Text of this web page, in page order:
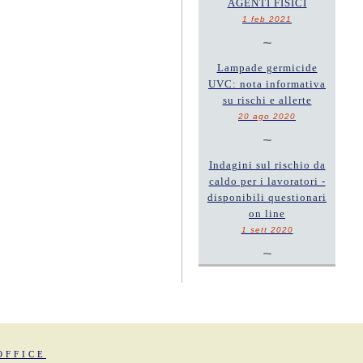
AGENTI FISICI
1 feb 2021
~
Lampade germicide
UVC: nota informativa
su rischi e allerte
20 ago 2020
~
Indagini sul rischio da
caldo per i lavoratori -
disponibili questionari
on line
1 sett 2020
~